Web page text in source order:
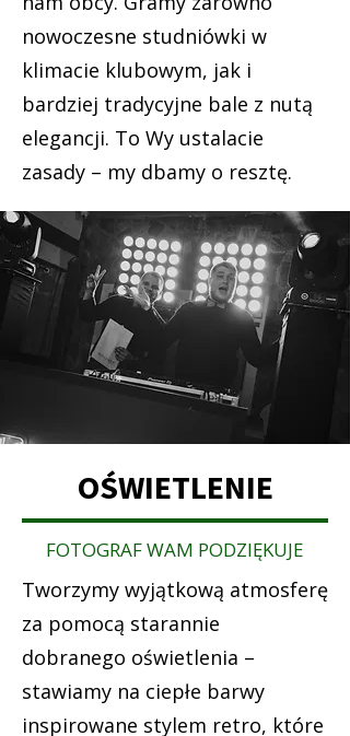
nowoczesne studniówki w
klimacie klubowym, jak i
bardziej tradycyjne bale z nutą
elegancji. To Wy ustalacie
zasady – my dbamy o resztę.
OŚWIETLENIE
FOTOGRAF WAM PODZIĘKUJE
Tworzymy wyjątkową atmosferę
za pomocą starannie
dobranego oświetlenia –
stawiamy na ciepłe barwy
inspirowane stylem retro, które